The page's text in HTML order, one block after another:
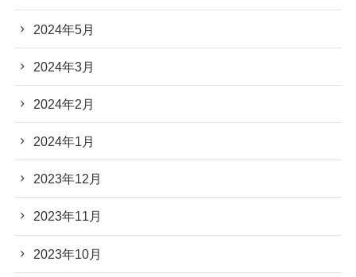
2024年5月
2024年3月
2024年2月
2024年1月
2023年12月
2023年11月
2023年10月